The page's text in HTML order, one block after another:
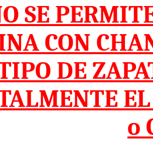
SE
CON
DE
o